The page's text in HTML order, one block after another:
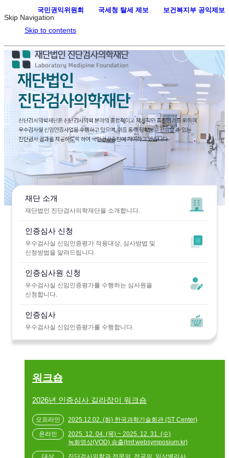
Skip Navigation
Skip to contents
재단 소개
재단법인 진단검사의학재단을 소개합니다.
인증심사 신청
우수검사실 신임인증평가 적용대상, 심사방법 및
신청방법을 알려드립니다.
인증심사원 신청
우수검사실 신임인증평가를 수행하는 심사원을
신청합니다.
인증심사
우수검사실 신임인증평가를 수행합니다.
워크숍
2026년 인증심사 길라잡이 워크숍
2025.12.02. (화) 한국과학기술회관 (ST Center)
2025. 12. 04. (목) ~ 2025. 12. 31. (수)
녹화영상(VOD) 송출(lmf.websymposium.kr)
국민권익위원회 국세청 탈세 제보 보건복지부 공익제보